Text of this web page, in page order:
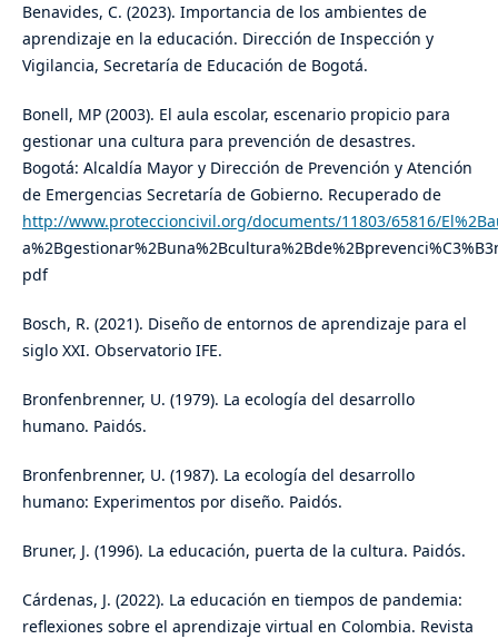
Benavides, C. (2023). Importancia de los ambientes de
aprendizaje en la educación. Dirección de Inspección y
Vigilancia, Secretaría de Educación de Bogotá.
Bonell, MP (2003). El aula escolar, escenario propicio para
gestionar una cultura para prevención de desastres.
Bogotá: Alcaldía Mayor y Dirección de Prevención y Atención
de Emergencias Secretaría de Gobierno. Recuperado de
http://www.proteccioncivil.org/documents/11803/65816/
pdf
Bosch, R. (2021). Diseño de entornos de aprendizaje para el
siglo XXI. Observatorio IFE.
Bronfenbrenner, U. (1979). La ecología del desarrollo
humano. Paidós.
Bronfenbrenner, U. (1987). La ecología del desarrollo
humano: Experimentos por diseño. Paidós.
Bruner, J. (1996). La educación, puerta de la cultura. Paidós.
Cárdenas, J. (2022). La educación en tiempos de pandemia:
reflexiones sobre el aprendizaje virtual en Colombia. Revista